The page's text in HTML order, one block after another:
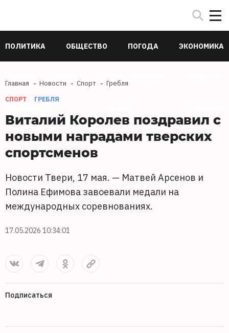
ПОЛИТИКА ОБЩЕСТВО ПОГОДА ЭКОНОМИКА
Главная Новости Спорт Гребля
СПОРТ ГРЕБЛЯ
Виталий Королев поздравил с
новыми наградами тверских
спортсменов
Новости Твери, 17 мая. — Матвей Арсенов и
Полина Ефимова завоевали медали на
международных соревнованиях.
17.05.2026 10:34:01
Подписаться